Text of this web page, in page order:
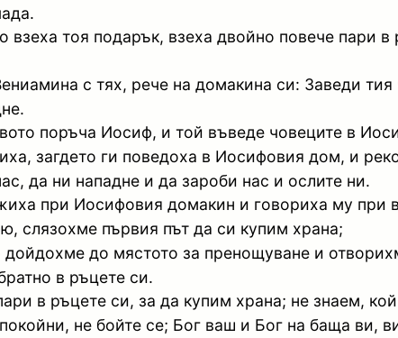
взеха тоя подарък, взеха двойно повече пари
с тях, рече на домакина си: Заведи
поръча Иосиф, и той въведе човеците в
загдето ги поведоха в Иосифовия дом, и
да ни нападне и да зароби нас и ослите ни.
при Иосифовия домакин и говориха му при
слязохме първия път да си купим храна;
до мястото за пренощуване и
в ръцете си.
в ръцете си, за да купим храна; не знаем,
не бойте се; Бог ваш и Бог на баща ви,